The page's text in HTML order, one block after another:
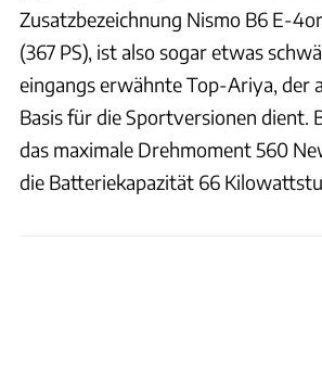
Zusatzbezeichnung Nismo B6 E-
(367 PS), ist also sogar etwas
eingangs erwähnte Top-Ariya, der
Basis für die Sportversionen dient.
das maximale Drehmoment 560
die Batteriekapazität 66